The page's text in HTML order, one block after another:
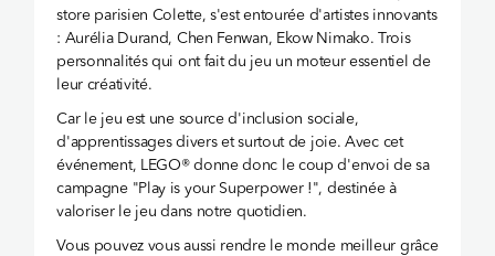
store parisien Colette, s'est entourée d'artistes innovants
: Aurélia Durand, Chen Fenwan, Ekow Nimako. Trois
personnalités qui ont fait du jeu un moteur essentiel de
leur créativité.
Car le jeu est une source d'inclusion sociale,
d'apprentissages divers et surtout de joie. Avec cet
événement, LEGO® donne donc le coup d'envoi de sa
campagne "Play is your Superpower !", destinée à
valoriser le jeu dans notre quotidien.
Vous pouvez vous aussi rendre le monde meilleur grâce